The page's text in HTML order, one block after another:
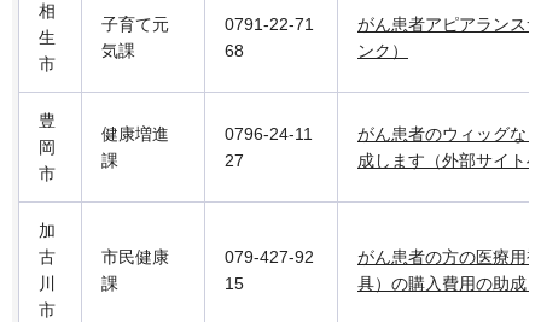
相
生
市
子育て元
気課
0791-22-71
68
がん患者アピアランス
ンク）
豊
岡
市
健康増進
課
0796-24-11
27
がん患者のウィッグな
成します（外部サイト
加
古
川
市
市民健康
課
079-427-92
15
がん患者の方の医療用
具）の購入費用の助成